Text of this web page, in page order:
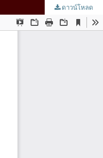
ดาวน์โหลด